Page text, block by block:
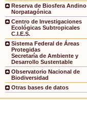
Reserva de Biosfera Andino
Norpatagónica
Centro de Investigaciones
Ecológicas Subtropicales
C.I.E.S.
Sistema Federal de Áreas
Protegidas
Secretaría de Ambiente y
Desarrollo Sustentable
Observatorio Nacional de
Biodiversidad
Otras bases de datos